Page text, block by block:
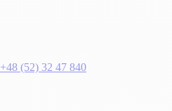
+48 (52) 32 47 840